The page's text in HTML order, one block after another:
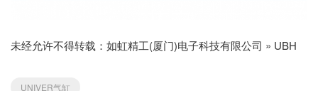
未经允许不得转载： 如虹精工(厦门)电子科技有限公司 » UBH
UNIVER气缸